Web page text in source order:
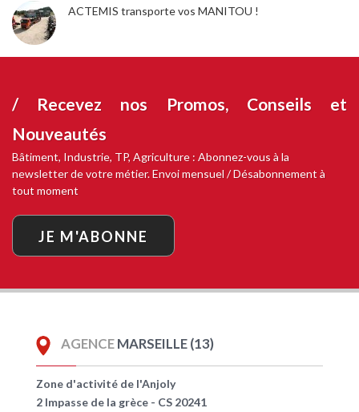
ACTEMIS transporte vos MANITOU !
/ Recevez nos Promos, Conseils et
Nouveautés
Bâtiment, Industrie, TP, Agriculture : Abonnez-vous à la
newsletter de votre métier. Envoi mensuel / Désabonnement à
tout moment
JE M'ABONNE
AGENCEMARSEILLE (13)
Zone d'activité de l'Anjoly
2 Impasse de la grèce - CS 20241